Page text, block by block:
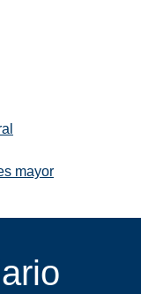
mayor